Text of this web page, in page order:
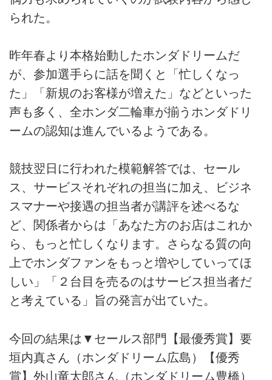
られた。
昨年春より本格始動したホンダドリームだ
が、参加選手らに話を聞くと「忙しくなっ
た」「新規のお客様が増えた」などといった
声も多く、全ホンダ二輪車が揃うホンダドリ
ームの認知は進んでいるようである。
競技翌日に行われた模範解答では、セール
ス、サービスそれぞれの担当に加え、ビジネ
スマナーや接遇の担当者が講評を述べるな
ど、関係者からは「あなた方のお店はこれか
ら、もっと忙しくなります。さらなる質の向
上でホンダファンをもっと増やしていってほ
しい」「２台目を売るのはサービス担当者だ
と考えている」旨の発言が出ていた。
今回の結果は▼セールス部門【最優秀賞】要
垣内真さん（ホンダドリーム広島）【優秀
賞】外山竜太郎さん（ホンダドリーム豊橋）